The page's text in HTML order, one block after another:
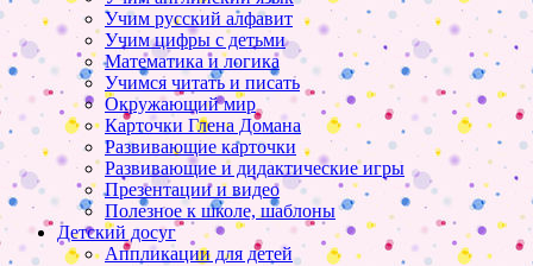
Учим русский алфавит
Учим цифры с детьми
Математика и логика
Учимся читать и писать
Окружающий мир
Карточки Глена Домана
Развивающие карточки
Развивающие и дидактические игры
Презентации и видео
Полезное к школе, шаблоны
Детский досуг
Аппликации для детей